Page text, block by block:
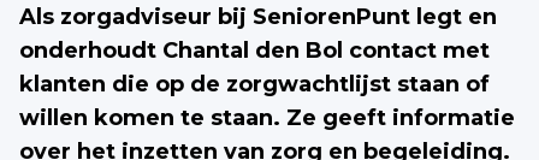
Als zorgadviseur bij SeniorenPunt legt en
onderhoudt Chantal den Bol contact met
klanten die op de zorgwachtlijst staan of
willen komen te staan. Ze geeft informatie
over het inzetten van zorg en begeleiding.